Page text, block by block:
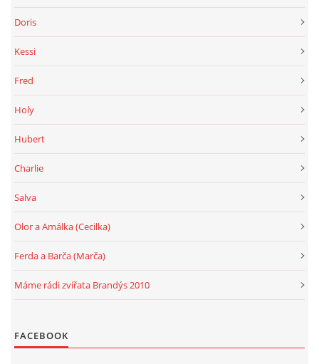
Doris
Kessi
Fred
Holy
Hubert
Charlie
Salva
Olor a Amálka (Cecilka)
Ferda a Barča (Marča)
Máme rádi zvířata Brandýs 2010
FACEBOOK